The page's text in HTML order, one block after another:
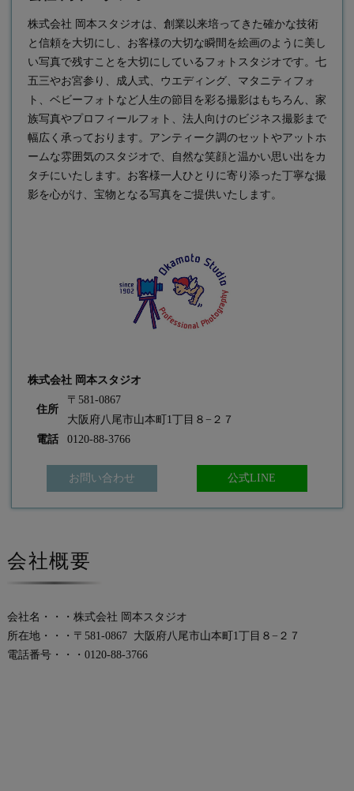
株式会社 岡本スタジオは、創業以来培ってきた確かな技術
と信頼を大切にし、お客様の大切な瞬間を絵画のように美し
い写真で残すことを大切にしている フォトスタジオです。七
五三やお宮参り、成人式、ウエディング、マタニティフォ
ト、ベビーフォトなど人生の節目を彩る撮影はもちろん、家
族写真やプロフィールフォト、法人向けのビジネス撮影まで
幅広く承っております。アンティーク調のセットやアットホ
ームな雰囲気のスタジオで、自然な笑顔と温かい思い出をカ
タチにいたします。お客様一人ひとりに寄り添った丁寧な撮
影を心がけ、宝物となる写真をご提供いたします。
株式会社 岡本スタジオ
住所
〒581-0867
大阪府八尾市山本町1丁目８−２７
電話
0120-88-3766
お問い合わせ 公式LINE
会社概要
会社名・・・株式会社 岡本スタジオ
所在地・・・〒581-0867 大阪府八尾市山本町1丁目８−２７
電話番号・・・0120-88-3766